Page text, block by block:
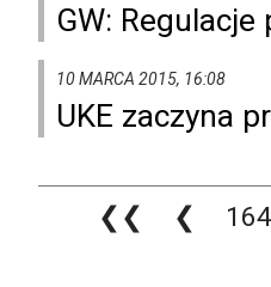
GW:
10 MARCA 2015, 16:08
UKE zaczyna
❮❮ ❮